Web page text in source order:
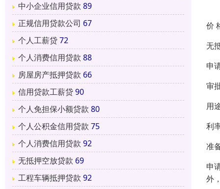
中小企业信用贷款 89
正规信用贷款公司 67
个人工薪贷72
个人消费信用贷款 88
房屋房产抵押贷款 66
信用贷款工薪贷90
个人免担保小额贷款 80
个人公积金信用贷款 75
个人消费信用贷款 92
无抵押空放贷款 69
工程车辆抵押贷款 92
价
无
申
审
用
利
准
申
外